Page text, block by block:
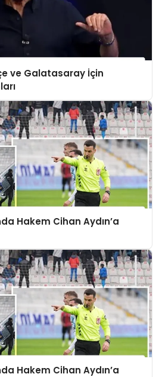
ve Galatasaray İçin
Hakem Cihan Aydın’a
Hakem Cihan Aydın’a